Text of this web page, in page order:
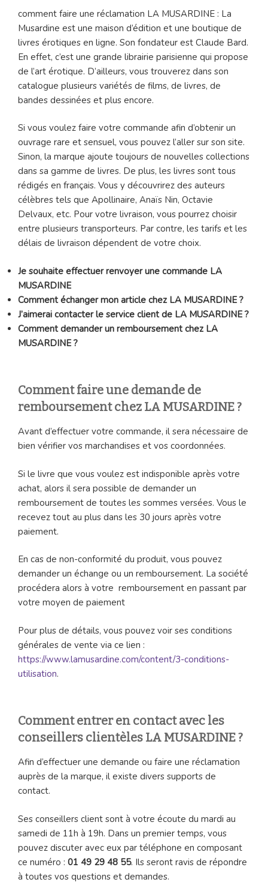
comment faire une réclamation LA MUSARDINE : La
Musardine est une maison d’édition et une boutique de
livres érotiques en ligne. Son fondateur est Claude Bard.
En effet, c’est une grande librairie parisienne qui propose
de l’art érotique. D’ailleurs, vous trouverez dans son
catalogue plusieurs variétés de films, de livres, de
bandes dessinées et plus encore.
Si vous voulez faire votre commande afin d’obtenir un
ouvrage rare et sensuel, vous pouvez l’aller sur son site.
Sinon, la marque ajoute toujours de nouvelles collections
dans sa gamme de livres. De plus, les livres sont tous
rédigés en français. Vous y découvrirez des auteurs
célèbres tels que Apollinaire, Anaïs Nin, Octavie
Delvaux, etc. Pour votre livraison, vous pourrez choisir
entre plusieurs transporteurs. Par contre, les tarifs et les
délais de livraison dépendent de votre choix.
Je souhaite effectuer renvoyer une commande LA
MUSARDINE
Comment échanger mon article chez LA MUSARDINE ?
J’aimerai contacter le service client de LA MUSARDINE ?
Comment demander un remboursement chez LA
MUSARDINE ?
Comment faire une demande de
remboursement chez LA MUSARDINE ?
Avant d’effectuer votre commande, il sera nécessaire de
bien vérifier vos marchandises et vos coordonnées.
Si le livre que vous voulez est indisponible après votre
achat, alors il sera possible de demander un
remboursement de toutes les sommes versées. Vous le
recevez tout au plus dans les 30 jours après votre
paiement.
En cas de non-conformité du produit, vous pouvez
demander un échange ou un remboursement. La société
procédera alors à votre remboursement en passant par
votre moyen de paiement
Pour plus de détails, vous pouvez voir ses conditions
générales de vente via ce lien :
https://www.lamusardine.com/content/3-conditions-
utilisation.
Comment entrer en contact avec les
conseillers clientèles LA MUSARDINE ?
Afin d’effectuer une demande ou faire une réclamation
auprès de la marque, il existe divers supports de
contact.
Ses conseillers client sont à votre écoute du mardi au
samedi de 11h à 19h. Dans un premier temps, vous
pouvez discuter avec eux par téléphone en composant
ce numéro : 01 49 29 48 55. Ils seront ravis de répondre
à toutes vos questions et demandes.